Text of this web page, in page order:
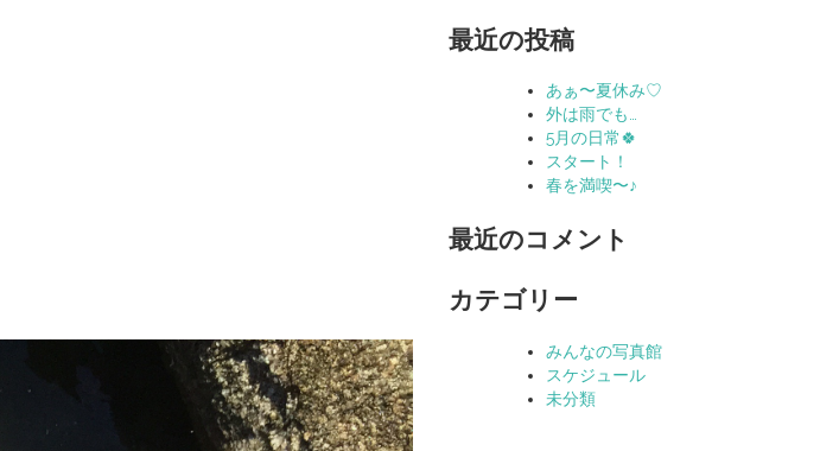
最近の投稿
あぁ〜夏休み♡
外は雨でも…
5月の日常🍀
スタート！
春を満喫〜♪
最近のコメント
カテゴリー
みんなの写真館
スケジュール
未分類